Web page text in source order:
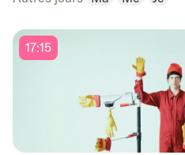
17:15